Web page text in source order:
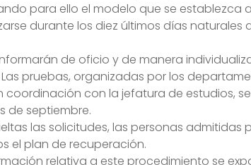
para ello el modelo que se establezca
durante los diez últimos días naturales
de oficio y de manera
pruebas, organizadas por los
coordinación con la jefatura de estudios,
de septiembre.
las solicitudes, las personas admitidas
el plan de recuperación.
relativa a este procedimiento se